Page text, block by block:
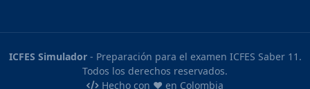
ICFES Simulador- Preparación para el examen ICFES Saber 11.
Todos los derechos reservados.
Hecho con ❤️ en Colombia